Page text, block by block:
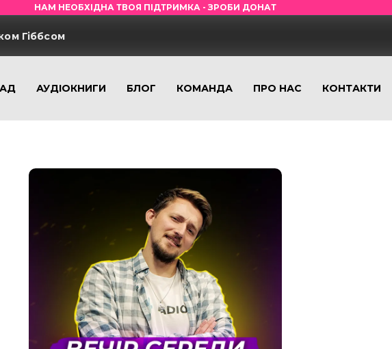
НАМ НЕОБХІДНА ТВОЯ ПІДТРИМКА - ЗРОБИ ДОНАТ
Гіббсом
АУДІОКНИГИ БЛОГ КОМАНДА ПРО НАС КОНТАКТИ